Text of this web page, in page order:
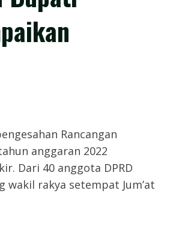
Rancangan
anggaran 2022
Dari 40 anggota DPRD
wakil rakya setempat Jum’at